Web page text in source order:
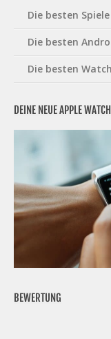
Die besten
Die besten
Die besten
DEINE NEUE APPLE WATCH
BEWERTUNG